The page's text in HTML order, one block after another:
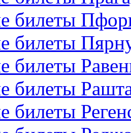
билеты
билеты
билеты
билеты
билеты